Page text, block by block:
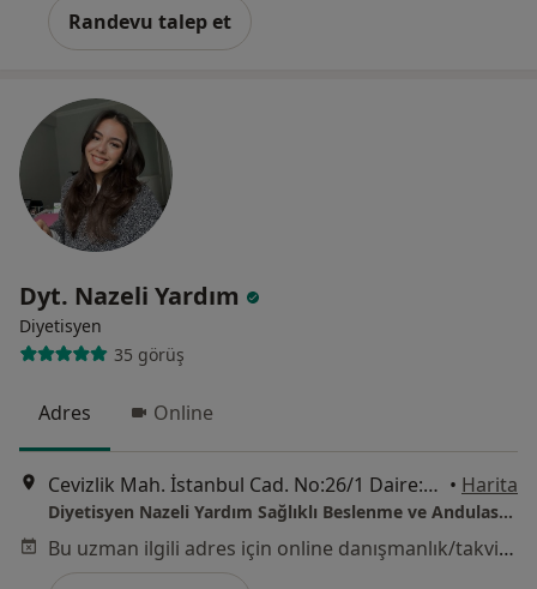
Randevu talep et
Dyt. Nazeli Yardım
Diyetisyen
35 görüş
Adres Online
Cevizlik Mah. İstanbul Cad. No:26/1 Daire:9, İstanbul • Harita
Diyetisyen Nazeli Yardım Sağlıklı Beslenme ve Andulasyon Merkezi
Bu uzman ilgili adres için online danışmanlık/takvim sunmuyor.